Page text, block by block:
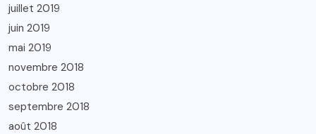
juillet 2019
juin 2019
mai 2019
novembre 2018
octobre 2018
septembre 2018
août 2018